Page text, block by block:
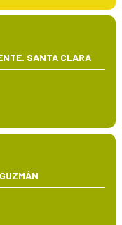
SANTA CLARA